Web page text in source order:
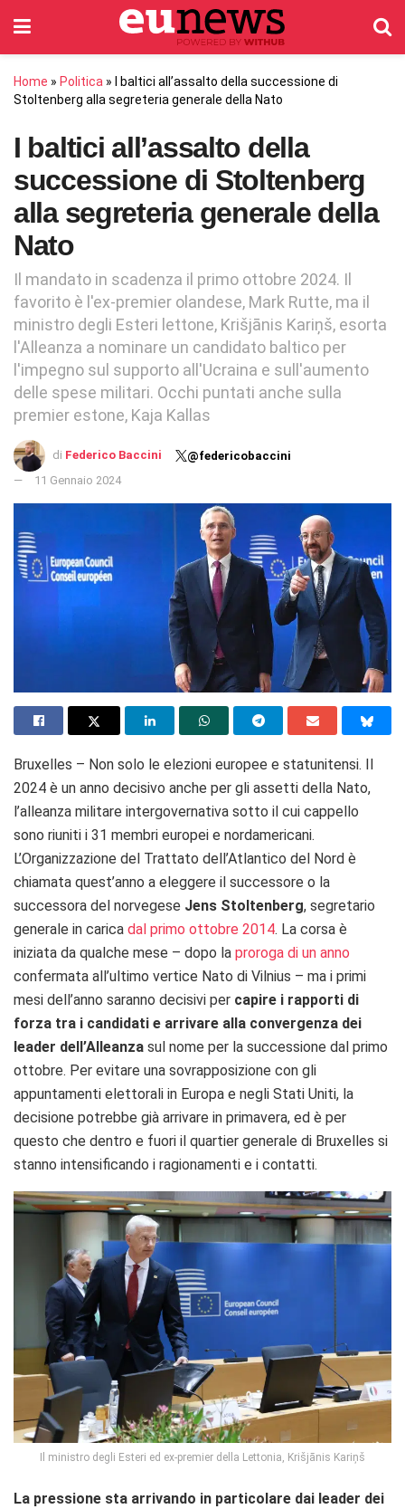
Home » Politica »
I baltici all’assalto della successione di
Stoltenberg alla segreteria generale della Nato
I baltici all’assalto della
successione di Stoltenberg
alla segreteria generale della
Nato
Il mandato in scadenza il primo ottobre 2024. Il
favorito è l'ex-premier olandese, Mark Rutte, ma il
ministro degli Esteri lettone, Krišjānis Kariņš, esorta
l'Alleanza a nominare un candidato baltico per
l'impegno sul supporto all'Ucraina e sull'aumento
delle spese militari. Occhi puntati anche sulla
premier estone, Kaja Kallas
di Federico Baccini
@federicobaccini
11 Gennaio 2024
Bruxelles – Non solo le elezioni europee e statunitensi. Il
2024 è un anno decisivo anche per gli assetti della Nato,
l’alleanza militare intergovernativa sotto il cui cappello
sono riuniti i 31 membri europei e nordamericani.
L’Organizzazione del Trattato dell’Atlantico del Nord è
chiamata quest’anno a eleggere il successore o la
successora del norvegese Jens Stoltenberg, segretario
generale in carica dal primo ottobre 2014. La corsa è
iniziata da qualche mese – dopo la proroga di un anno
confermata all’ultimo vertice Nato di Vilnius – ma i primi
mesi dell’anno saranno decisivi per capire i rapporti di
forza tra i candidati e arrivare alla convergenza dei
leader dell’Alleanza sul nome per la successione dal primo
ottobre. Per evitare una sovrapposizione con gli
appuntamenti elettorali in Europa e negli Stati Uniti, la
decisione potrebbe già arrivare in primavera, ed è per
questo che dentro e fuori il quartier generale di Bruxelles si
stanno intensificando i ragionamenti e i contatti.
Il ministro degli Esteri ed ex-premier della Lettonia, Krišjānis Kariņš
La pressione sta arrivando in particolare dai leader dei